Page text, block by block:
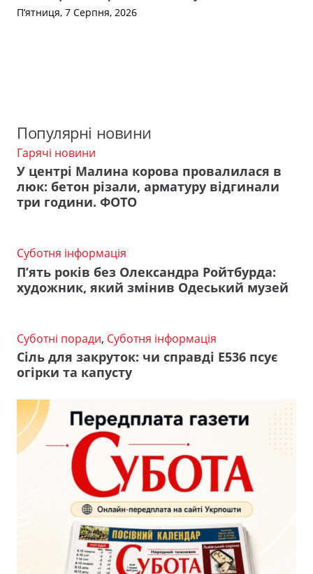
П’ятниця, 7 Серпня, 2026
Популярні новини
Гарячі новини
У центрі Малина корова провалилася в
люк: бетон різали, арматуру відгинали
три години. ФОТО
Суботня інформація
П’ять років без Олександра Ройтбурда:
художник, який змінив Одеський музей
Суботні поради, Суботня інформація
Сіль для закруток: чи справді Е536 псує
огірки та капусту